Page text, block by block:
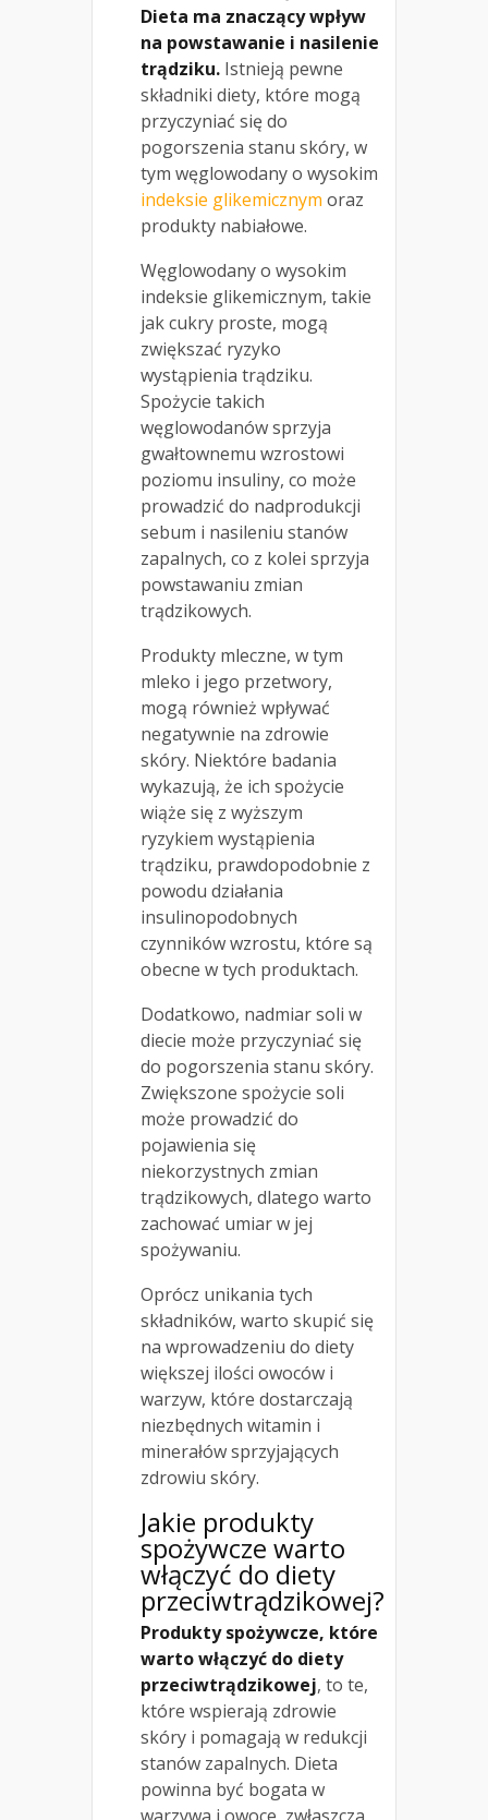
Dieta ma znaczący wpływ
na powstawanie i nasilenie
trądziku. Istnieją pewne
składniki diety, które mogą
przyczyniać się do
pogorszenia stanu skóry, w
tym węglowodany o wysokim
indeksie glikemicznym oraz
produkty nabiałowe.
Węglowodany o wysokim
indeksie glikemicznym, takie
jak cukry proste, mogą
zwiększać ryzyko
wystąpienia trądziku.
Spożycie takich
węglowodanów sprzyja
gwałtownemu wzrostowi
poziomu insuliny, co może
prowadzić do nadprodukcji
sebum i nasileniu stanów
zapalnych, co z kolei sprzyja
powstawaniu zmian
trądzikowych.
Produkty mleczne, w tym
mleko i jego przetwory,
mogą również wpływać
negatywnie na zdrowie
skóry. Niektóre badania
wykazują, że ich spożycie
wiąże się z wyższym
ryzykiem wystąpienia
trądziku, prawdopodobnie z
powodu działania
insulinopodobnych
czynników wzrostu, które są
obecne w tych produktach.
Dodatkowo, nadmiar soli w
diecie może przyczyniać się
do pogorszenia stanu skóry.
Zwiększone spożycie soli
może prowadzić do
pojawienia się
niekorzystnych zmian
trądzikowych, dlatego warto
zachować umiar w jej
spożywaniu.
Oprócz unikania tych
składników, warto skupić się
na wprowadzeniu do diety
większej ilości owoców i
warzyw, które dostarczają
niezbędnych witamin i
minerałów sprzyjających
zdrowiu skóry.
Jakie produkty
spożywcze warto
włączyć do diety
przeciwtrądzikowej?
Produkty spożywcze, które
warto włączyć do diety
przeciwtrądzikowej, to te,
które wspierają zdrowie
skóry i pomagają w redukcji
stanów zapalnych. Dieta
powinna być bogata w